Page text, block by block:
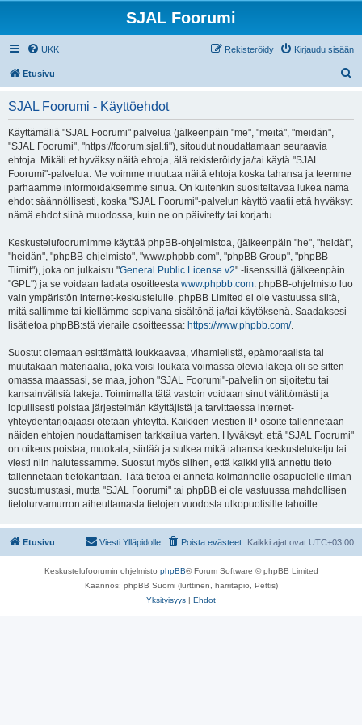
SJAL Foorumi
UKK Kirjaudu sisään
Rekisteröidy
Etusivu
SJAL Foorumi - Käyttöehdot
Käyttämällä "SJAL Foorumi" palvelua (jälkeenpäin "me", "meitä", "meidän",
"SJAL Foorumi", "https://foorum.sjal.fi"), sitoudut noudattamaan seuraavia
ehtoja. Mikäli et hyväksy näitä ehtoja, älä rekisteröidy ja/tai käytä "SJAL
Foorumi"-palvelua. Me voimme muuttaa näitä ehtoja koska tahansa ja teemme
parhaamme informoidaksemme sinua. On kuitenkin suositeltavaa lukea nämä
ehdot säännöllisesti, koska "SJAL Foorumi"-palvelun käyttö vaatii että hyväksyt
nämä ehdot siinä muodossa, kuin ne on päivitetty tai korjattu.
Keskustelufoorumimme käyttää phpBB-ohjelmistoa, (jälkeenpäin "he", "heidät",
"heidän", "phpBB-ohjelmisto", "www.phpbb.com", "phpBB Group", "phpBB
Tiimit"), joka on julkaistu "General Public License v2" -lisenssillä (jälkeenpäin
"GPL") ja se voidaan ladata osoitteesta www.phpbb.com. phpBB-ohjelmisto luo
vain ympäristön internet-keskustelulle. phpBB Limited ei ole vastuussa siitä,
mitä sallimme tai kiellämme sopivana sisältönä ja/tai käytöksenä. Saadaksesi
lisätietoa phpBB:stä vieraile osoitteessa: https://www.phpbb.com/.
Suostut olemaan esittämättä loukkaavaa, vihamielistä, epämoraalista tai
muutakaan materiaalia, joka voisi loukata voimassa olevia lakeja oli se sitten
omassa maassasi, se maa, johon "SJAL Foorumi"-palvelin on sijoitettu tai
kansainvälisiä lakeja. Toimimalla tätä vastoin voidaan sinut välittömästi ja
lopullisesti poistaa järjestelmän käyttäjistä ja tarvittaessa internet-
yhteydentarjoajaasi otetaan yhteyttä. Kaikkien viestien IP-osoite tallennetaan
näiden ehtojen noudattamisen tarkkailua varten. Hyväksyt, että "SJAL Foorumi"
on oikeus poistaa, muokata, siirtää ja sulkea mikä tahansa keskusteluketju tai
viesti niin halutessamme. Suostut myös siihen, että kaikki yllä annettu tieto
tallennetaan tietokantaan. Tätä tietoa ei anneta kolmannelle osapuolelle ilman
suostumustasi, mutta "SJAL Foorumi" tai phpBB ei ole vastuussa mahdollisen
tietoturvamurron aiheuttamasta tietojen vuodosta ulkopuolisille tahoille.
Etusivu Kaikki ajat ovat UTC+03:00
Poista evästeet
Viesti Ylläpidolle
Keskustelufoorumin ohjelmisto phpBB® Forum Software © phpBB Limited
Käännös: phpBB Suomi (lurttinen, harritapio, Pettis)
Yksityisyys | Ehdot